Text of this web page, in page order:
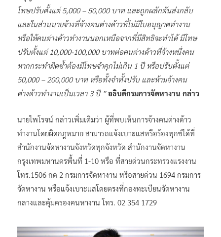
โทษปรับตั้งแต่ 5,000 – 50,000 บาท และถูกผลักดันส่งกลับ
และในส่วนนายจ้างที่จ้างคนต่างด้าวที่ไม่มีใบอนุญาตทำงาน
หรือให้คนต่างด้าวทำงานนอกเหนือจากที่มีสิทธิจะทำได้ มีโทษ
ปรับตั้งแต่ 10,000-100,000 บาทต่อคนต่างด้าวที่จ้างหนึ่งคน
หากกระทำผิดซ้ำต้องมีโทษจำคุกไม่เกิน 1 ปี หรือปรับตั้งแต่
50,000 – 200,000 บาท หรือทั้งจำทั้งปรับ และห้ามจ้างคน
ต่างด้าวทำงานเป็นเวลา 3 ปี ” อธิบดีกรมการจัดหางาน กล่าว
นายไพโรจน์ กล่าวเพิ่มเติมว่า ผู้ที่พบเห็นการจ้างคนต่างด้าว
ทำงานโดยผิดกฎหมาย สามารถแจ้งเบาะแสหรือร้องทุกข์ได้ที่
สำนักงานจัดหางานจังหวัดทุกจังหวัด สำนักงานจัดหางาน
กรุงเทพมหานครพื้นที่ 1-10 หรือ ที่สายด่วนกระทรวงแรงงาน
โทร.1506 กด 2 กรมการจัดหางาน หรือสายด่วน 1694 กรมการ
จัดหางาน หรือแจ้งเบาะแสโดยตรงที่กองทะเบียนจัดหางาน
กลางและคุ้มครองคนหางาน โทร. 02 354 1729